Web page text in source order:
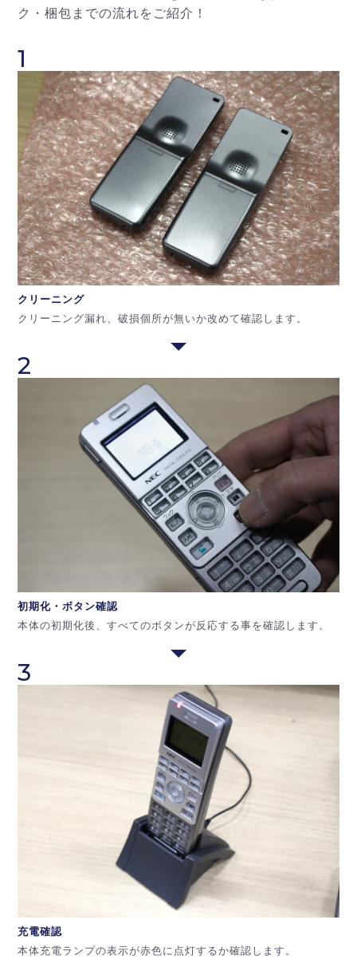
ク・梱包までの流れをご紹介！
1
クリーニング
クリーニング漏れ、破損個所が無いか改めて確認します。
2
初期化・ボタン確認
本体の初期化後、すべてのボタンが反応する事を確認します。
3
充電確認
本体充電ランプの表示が赤色に点灯するか確認します。